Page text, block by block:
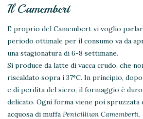
Il Camembert
E proprio del Camembert vi voglio
periodo ottimale per il consumo va da
una stagionatura di 6-8 settimane.
Si produce da latte di vacca crudo, che
riscaldato sopra i 37°C. In principio,
e di perdita del siero, il formaggio è
delicato. Ogni forma viene poi spruzzata
acquosa di muffa Penicillium Camemberti,